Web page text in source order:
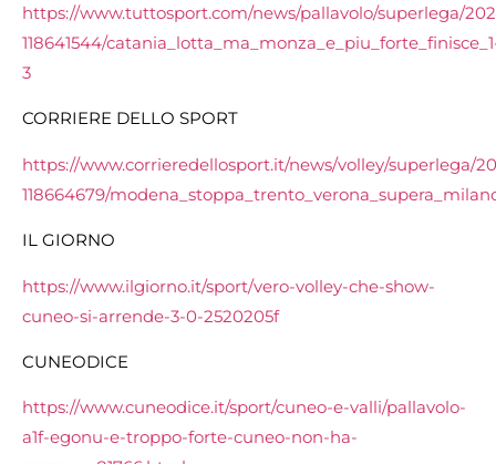
https://www.tuttosport.com/news/pallavolo/superlega/
118641544/
3
CORRIERE DELLO SPORT
https://www.corrieredellosport.it/news/volley/superlega/
118664679/
IL GIORNO
https://www.ilgiorno.it/sport/vero-volley-che-show-
cuneo-si-arrende-3-0-2520205f
CUNEODICE
https://www.cuneodice.it/sport/cuneo-e-valli/pallavolo-
a1f-egonu-e-troppo-forte-cuneo-non-ha-